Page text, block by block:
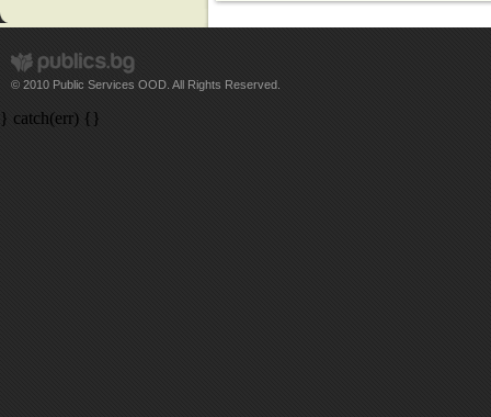
© 2010 Public Services OOD. All Rights Reserved.
} catch(err) {}